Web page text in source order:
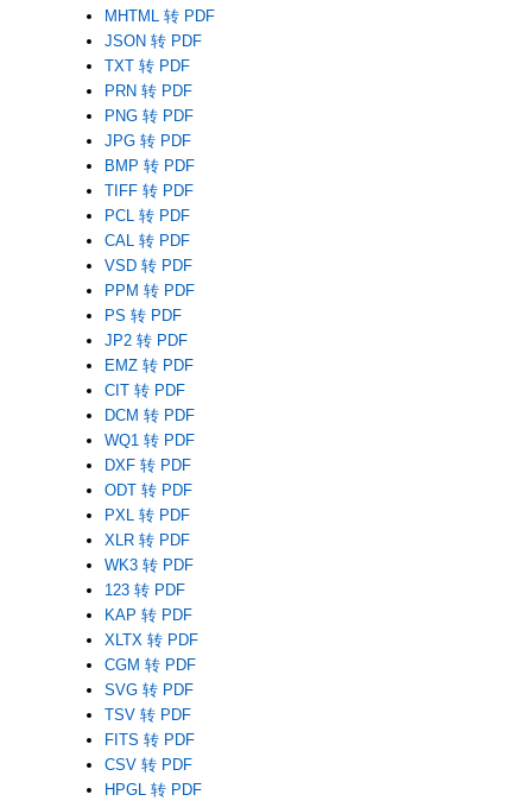
MHTML 转 PDF
JSON 转 PDF
TXT 转 PDF
PRN 转 PDF
PNG 转 PDF
JPG 转 PDF
BMP 转 PDF
TIFF 转 PDF
PCL 转 PDF
CAL 转 PDF
VSD 转 PDF
PPM 转 PDF
PS 转 PDF
JP2 转 PDF
EMZ 转 PDF
CIT 转 PDF
DCM 转 PDF
WQ1 转 PDF
DXF 转 PDF
ODT 转 PDF
PXL 转 PDF
XLR 转 PDF
WK3 转 PDF
123 转 PDF
KAP 转 PDF
XLTX 转 PDF
CGM 转 PDF
SVG 转 PDF
TSV 转 PDF
FITS 转 PDF
CSV 转 PDF
HPGL 转 PDF